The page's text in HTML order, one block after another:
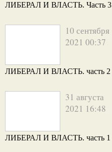
ЛИБЕРАЛ И ВЛАСТЬ. Часть 3
10 сентября
2021 00:37
ЛИБЕРАЛ И ВЛАСТЬ. часть 2
31 августа
2021 16:48
ЛИБЕРАЛ И ВЛАСТЬ. часть 1